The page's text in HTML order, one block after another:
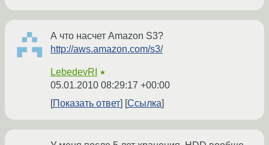
А что насчет Amazon S3?
http://aws.amazon.com/s3/
LebedevRI ★
05.01.2010 08:29:17 +00:00
Показать ответ
Ссылка